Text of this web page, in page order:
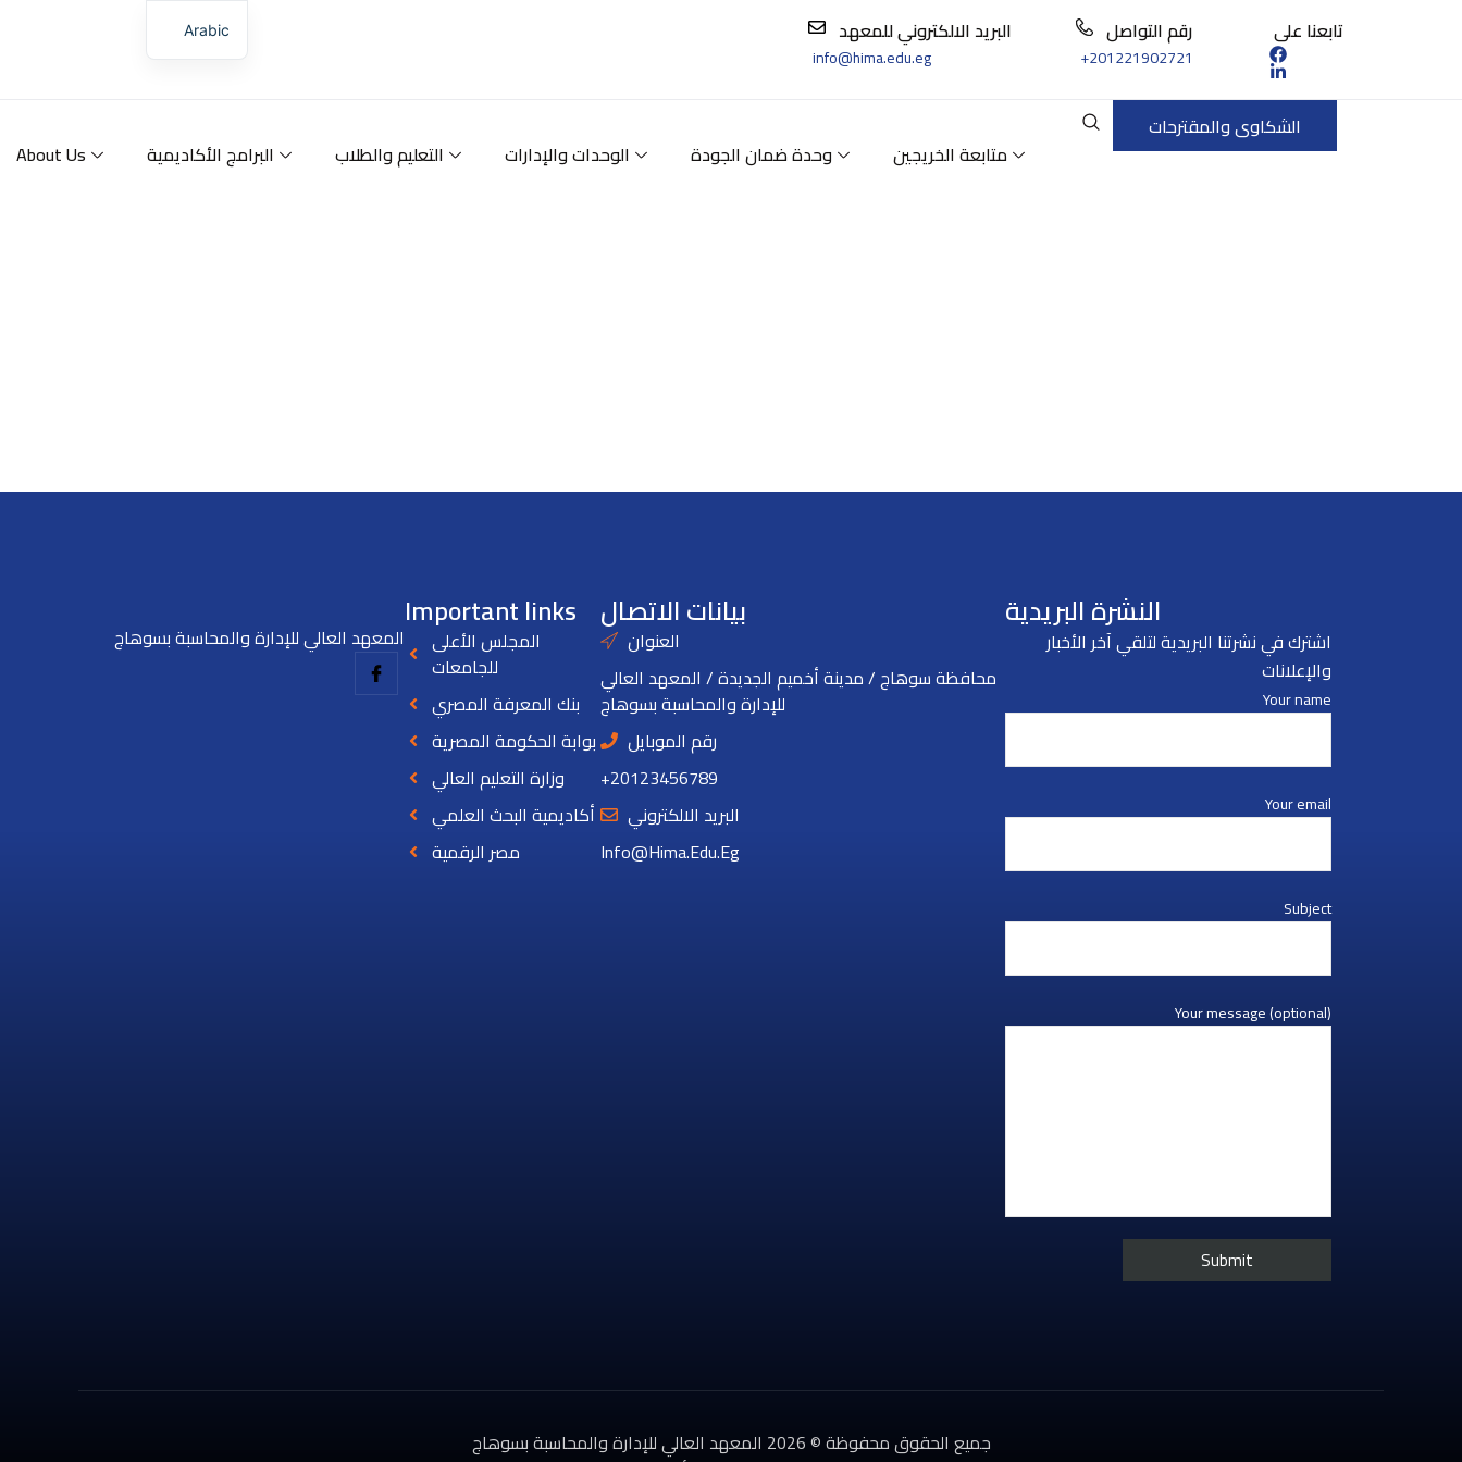
البريد الالكتروني للمعهد
info@hima.edu.eg
رقم التواصل
+201221902721
تابعنا على
About Us البرامج الأكاديمية التعليم والطلاب الوحدات والإدارات وحدة ضمان الجودة متابعة الخريجين
الشكاوى والمقترحات
المعهد العالي للإدارة والمحاسبة بسوهاج
Important links
المجلس الأعلى
للجامعات
بنك المعرفة المصري
بوابة الحكومة المصرية
وزارة التعليم العالي
أكاديمية البحث العلمي
مصر الرقمية
بيانات الاتصال
العنوان
محافظة سوهاج / مدينة أخميم الجديدة / المعهد العالي
للإدارة والمحاسبة بسوهاج
رقم الموبايل
+20123456789
البريد الالكتروني
Info@hima.edu.eg
النشرة البريدية
اشترك في نشرتنا البريدية لتلقي آخر الأخبار
والإعلانات
Your name
Your email
Subject
Your message (optional)
جميع الحقوق محفوظة © 2026 المعهد العالي للإدارة والمحاسبة بسوهاج
Arabic